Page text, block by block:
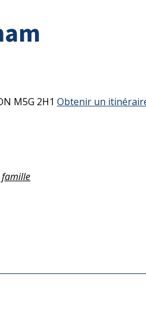
M5G 2H1 Obtenir un